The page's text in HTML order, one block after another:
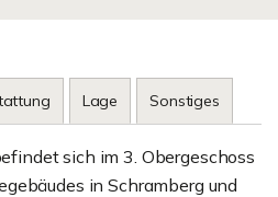
Lage Sonstiges
sich im 3. Obergeschoss
in Schramberg und